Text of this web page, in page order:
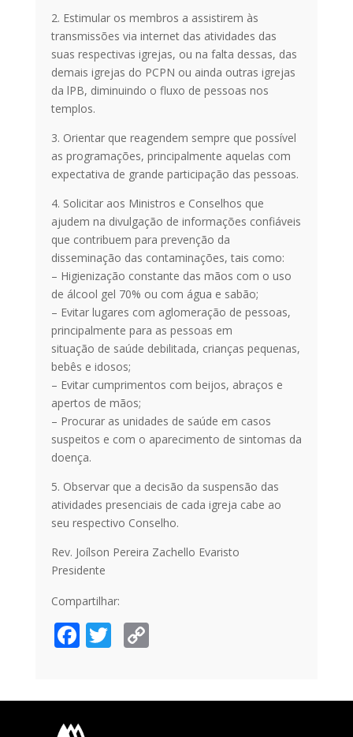
2. Estimular os membros a assistirem às
transmissões via internet das atividades das
suas respectivas igrejas, ou na falta dessas, das
demais igrejas do PCPN ou ainda outras igrejas
da lPB, diminuindo o fluxo de pessoas nos
templos.
3. Orientar que reagendem sempre que possível
as programações, principalmente aquelas com
expectativa de grande participação das pessoas.
4. Solicitar aos Ministros e Conselhos que
ajudem na divulgação de informações confiáveis
que contribuem para prevenção da
disseminação das contaminações, tais como:
– Higienização constante das mãos com o uso
de álcool gel 70% ou com água e sabão;
– Evitar lugares com aglomeração de pessoas,
principalmente para as pessoas em
situação de saúde debilitada, crianças pequenas,
bebês e idosos;
– Evitar cumprimentos com beijos, abraços e
apertos de mãos;
– Procurar as unidades de saúde em casos
suspeitos e com o aparecimento de sintomas da
doença.
5. Observar que a decisão da suspensão das
atividades presenciais de cada igreja cabe ao
seu respectivo Conselho.
Rev. Joílson Pereira Zachello Evaristo
Presidente
Compartilhar:
F
b
T
er
C
y